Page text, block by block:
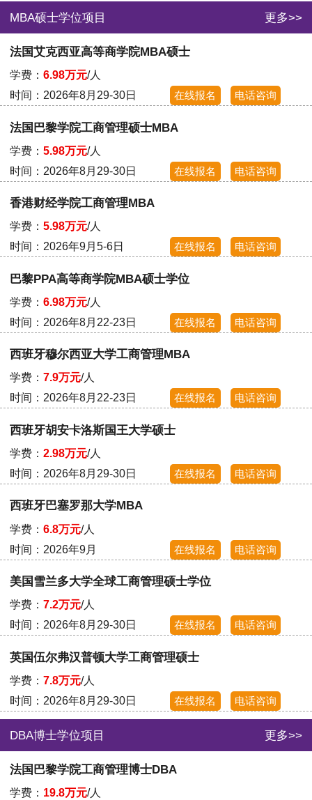
MBA硕士学位项目 更多>>
法国艾克西亚高等商学院MBA硕士
学费：6.98万元/人
时间：2026年8月29-30日
在线报名 电话咨询
法国巴黎学院工商管理硕士MBA
学费：5.98万元/人
时间：2026年8月29-30日
在线报名 电话咨询
香港财经学院工商管理MBA
学费：5.98万元/人
时间：2026年9月5-6日
在线报名 电话咨询
巴黎PPA高等商学院MBA硕士学位
学费：6.98万元/人
时间：2026年8月22-23日
在线报名 电话咨询
西班牙穆尔西亚大学工商管理MBA
学费：7.9万元/人
时间：2026年8月22-23日
在线报名 电话咨询
西班牙胡安卡洛斯国王大学硕士
学费：2.98万元/人
时间：2026年8月29-30日
在线报名 电话咨询
西班牙巴塞罗那大学MBA
学费：6.8万元/人
时间：2026年9月
在线报名 电话咨询
美国雪兰多大学全球工商管理硕士学位
学费：7.2万元/人
时间：2026年8月29-30日
在线报名 电话咨询
英国伍尔弗汉普顿大学工商管理硕士
学费：7.8万元/人
时间：2026年8月29-30日
在线报名 电话咨询
DBA博士学位项目 更多>>
法国巴黎学院工商管理博士DBA
学费： 19.8万元/人